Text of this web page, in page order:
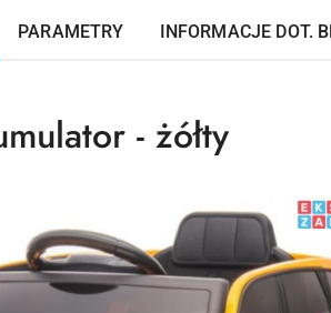
PARAMETRY INFORMACJE DOT.
- żółty